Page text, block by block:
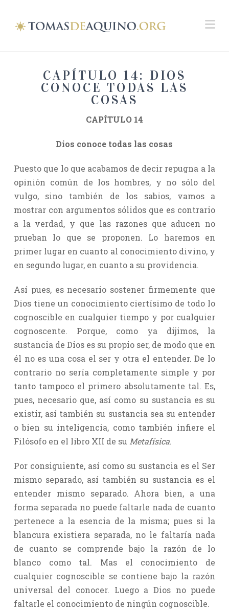
CAPÍTULO 14: DIOS
CONOCE TODAS LAS
COSAS
CAPÍTULO 14
Dios conoce todas las cosas
Puesto que lo que acabamos de decir repugna a la
opinión común de los hombres, y no sólo del
vulgo, sino también de los sabios, vamos a
mostrar con argumentos sólidos que es contrario
a la verdad, y que las razones que aducen no
prueban lo que se proponen. Lo haremos en
primer lugar en cuanto al conocimiento divino, y
en segundo lugar, en cuanto a su providencia.
Así pues, es necesario sostener firmemente que
Dios tiene un conocimiento ciertísimo de todo lo
cognoscible en cualquier tiempo y por cualquier
cognoscente. Porque, como ya dijimos, la
sustancia de Dios es su propio ser, de modo que en
él no es una cosa el ser y otra el entender. De lo
contrario no sería completamente simple y por
tanto tampoco el primero absolutamente tal. Es,
pues, necesario que, así como su sustancia es su
existir, así también su sustancia sea su entender
o bien su inteligencia, como también infiere el
Filósofo en el libro XII de su Metafísica.
Por consiguiente, así como su sustancia es el Ser
mismo separado, así también su sustancia es el
entender mismo separado. Ahora bien, a una
forma separada no puede faltarle nada de cuanto
pertenece a la esencia de la misma; pues si la
blancura existiera separada, no le faltaría nada
de cuanto se comprende bajo la razón de lo
blanco como tal. Mas el conocimiento de
cualquier cognoscible se contiene bajo la razón
universal del conocer. Luego a Dios no puede
faltarle el conocimiento de ningún cognoscible.